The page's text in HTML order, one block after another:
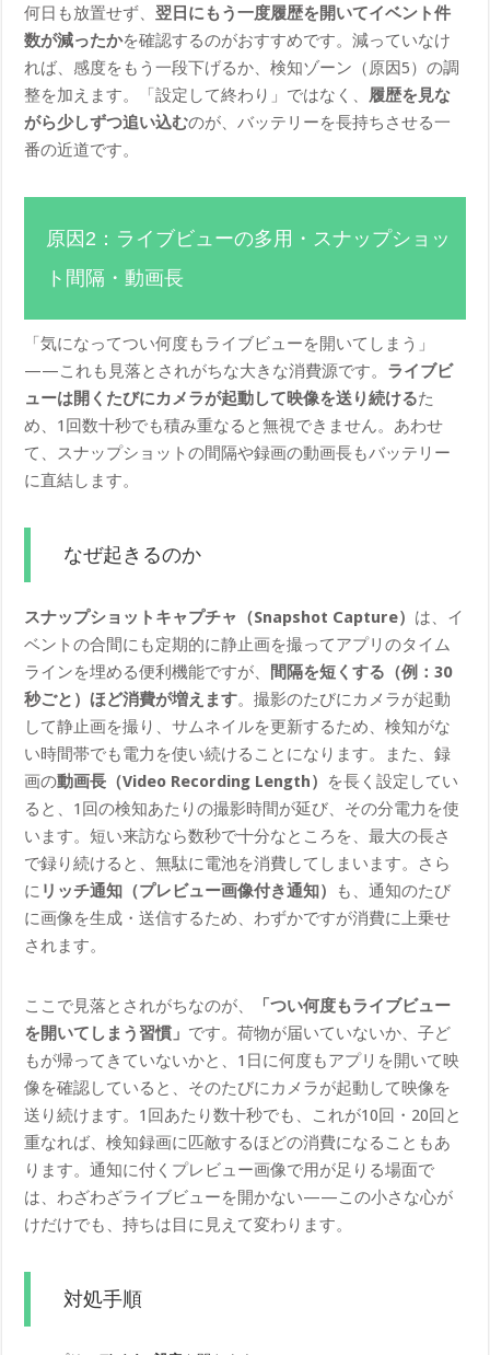
何日も放置せず、翌日にもう一度履歴を開いてイベント件
数が減ったかを確認するのがおすすめです。減っていなけ
れば、感度をもう一段下げるか、検知ゾーン（原因5）の調
整を加えます。「設定して終わり」ではなく、 履歴を見な
がら少しずつ追い込むのが、バッテリーを長持ちさせる一
番の近道です。
原因2：ライブビューの多用・スナップショッ
ト間隔・動画長
「気になってつい何度もライブビューを開いてしまう」
——これも見落とされがちな大きな消費源です。 ライブビ
ューは開くたびにカメラが起動して映像を送り続けるた
め、1回数十秒でも積み重なると無視できません。あわせ
て、スナップショットの間隔や録画の動画長もバッテリー
に直結します。
なぜ起きるのか
スナップショットキャプチャ（Snapshot Capture） は、イ
ベントの合間にも定期的に静止画を撮ってアプリのタイム
ラインを埋める便利機能ですが、 間隔を短くする（例：30
秒ごと）ほど消費が増えます。撮影のたびにカメラが起動
して静止画を撮り、サムネイルを更新するため、検知がな
い時間帯でも電力を使い続けることになります。また、録
画の動画長（Video Recording Length） を長く設定してい
ると、1回の検知あたりの撮影時間が延び、その分電力を使
います。短い来訪なら数秒で十分なところを、最大の長さ
で録り続けると、無駄に電池を消費してしまいます。さら
に リッチ通知（プレビュー画像付き通知）
も、通知のたび
に画像を生成・送信するため、わずかですが消費に上乗せ
されます。
ここで見落とされがちなのが、
「つい何度もライブビュー
を開いてしまう習慣」 です。荷物が届いていないか、子ど
もが帰ってきていないかと、1日に何度もアプリを開いて映
像を確認していると、そのたびにカメラが起動して映像を
送り続けます。1回あたり数十秒でも、これが10回・20回と
重なれば、検知録画に匹敵するほどの消費になることもあ
ります。通知に付くプレビュー画像で用が足りる場面で
は、わざわざライブビューを開かない——この小さな心が
けだけでも、持ちは目に見えて変わります。
対処手順